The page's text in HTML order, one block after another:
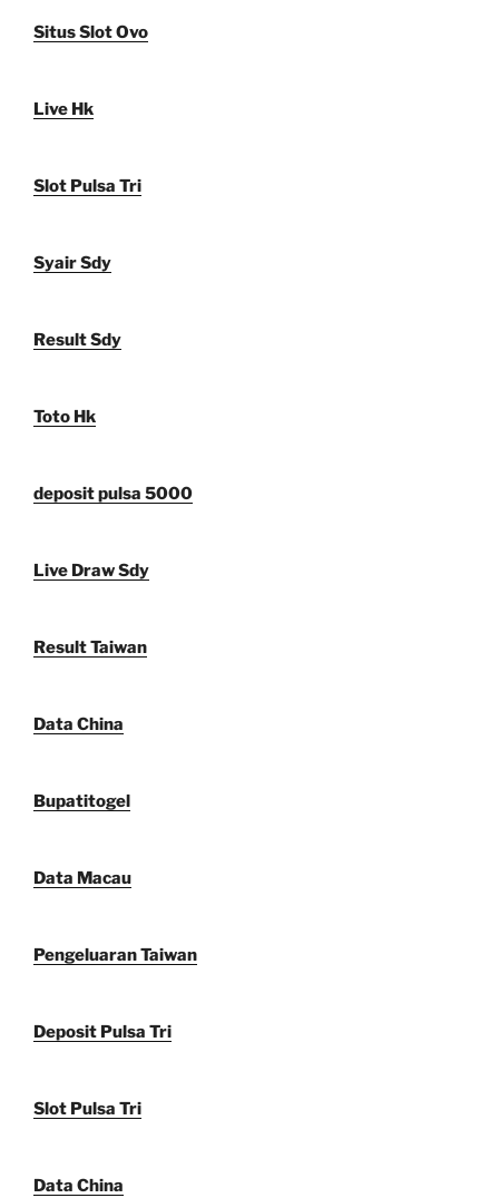
Situs Slot Ovo
Live Hk
Slot Pulsa Tri
Syair Sdy
Result Sdy
Toto Hk
deposit pulsa 5000
Live Draw Sdy
Result Taiwan
Data China
Bupatitogel
Data Macau
Pengeluaran Taiwan
Deposit Pulsa Tri
Slot Pulsa Tri
Data China